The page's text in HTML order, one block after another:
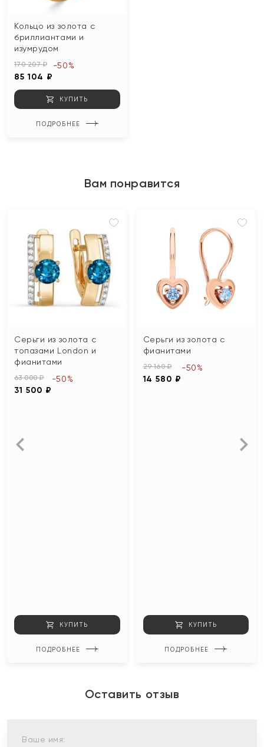
Кольцо из золота с
бриллиантами и
изумрудом
170 207 ₽
85 104 ₽
-50%
КУПИТЬ
ПОДРОБНЕЕ
Вам понравится
Серьги из золота с
топазами London и
фианитами
63 000 ₽
31 500 ₽
-50%
КУПИТЬ
ПОДРОБНЕЕ
Серьги из золота с
фианитами
29 160 ₽
14 580 ₽
-50%
КУПИТЬ
ПОДРОБНЕЕ
Оставить отзыв
Ваше имя: